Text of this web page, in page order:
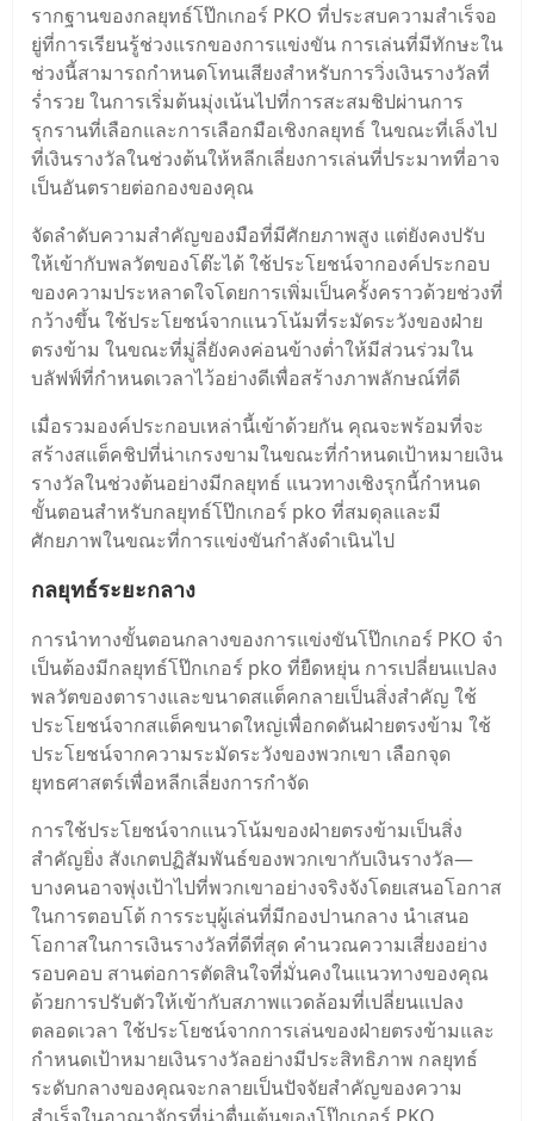
รากฐานของกลยุทธ์โป๊กเกอร์ PKO ที่ประสบความสําเร็จอ
ยู่ที่การเรียนรู้ช่วงแรกของการแข่งขัน การเล่นที่มีทักษะใน
ช่วงนี้สามารถกําหนดโทนเสียงสําหรับการวิ่งเงินรางวัลที่
ร่ำรวย ในการเริ่มต้นมุ่งเน้นไปที่การสะสมชิปผ่านการ
รุกรานที่เลือกและการเลือกมือเชิงกลยุทธ์ ในขณะที่เล็งไป
ที่เงินรางวัลในช่วงต้นให้หลีกเลี่ยงการเล่นที่ประมาทที่อาจ
เป็นอันตรายต่อกองของคุณ
จัดลําดับความสําคัญของมือที่มีศักยภาพสูง แต่ยังคงปรับ
ให้เข้ากับพลวัตของโต๊ะได้ ใช้ประโยชน์จากองค์ประกอบ
ของความประหลาดใจโดยการเพิ่มเป็นครั้งคราวด้วยช่วงที่
กว้างขึ้น ใช้ประโยชน์จากแนวโน้มที่ระมัดระวังของฝ่าย
ตรงข้าม ในขณะที่มู่ลี่ยังคงค่อนข้างต่ำให้มีส่วนร่วมใน
บลัฟฟ์ที่กําหนดเวลาไว้อย่างดีเพื่อสร้างภาพลักษณ์ที่ดี
เมื่อรวมองค์ประกอบเหล่านี้เข้าด้วยกัน คุณจะพร้อมที่จะ
สร้างสแต็คชิปที่น่าเกรงขามในขณะที่กําหนดเป้าหมายเงิน
รางวัลในช่วงต้นอย่างมีกลยุทธ์ แนวทางเชิงรุกนี้กําหนด
ขั้นตอนสําหรับกลยุทธ์โป๊กเกอร์ pko ที่สมดุลและมี
ศักยภาพในขณะที่การแข่งขันกำลังดําเนินไป
กลยุทธ์ระยะกลาง
การนําทางขั้นตอนกลางของการแข่งขันโป๊กเกอร์ PKO จํา
เป็นต้องมีกลยุทธ์โป๊กเกอร์ pko ที่ยืดหยุ่น การเปลี่ยนแปลง
พลวัตของตารางและขนาดสแต็คกลายเป็นสิ่งสําคัญ ใช้
ประโยชน์จากสแต็คขนาดใหญ่เพื่อกดดันฝ่ายตรงข้าม ใช้
ประโยชน์จากความระมัดระวังของพวกเขา เลือกจุด
ยุทธศาสตร์เพื่อหลีกเลี่ยงการกําจัด
การใช้ประโยชน์จากแนวโน้มของฝ่ายตรงข้ามเป็นสิ่ง
สําคัญยิ่ง สังเกตปฏิสัมพันธ์ของพวกเขากับเงินรางวัล—
บางคนอาจพุ่งเป้าไปที่พวกเขาอย่างจริงจังโดยเสนอโอกาส
ในการตอบโต้ การระบุผู้เล่นที่มีกองปานกลาง นําเสนอ
โอกาสในการเงินรางวัลที่ดีที่สุด คํานวณความเสี่ยงอย่าง
รอบคอบ สานต่อการตัดสินใจที่มั่นคงในแนวทางของคุณ
ด้วยการปรับตัวให้เข้ากับสภาพแวดล้อมที่เปลี่ยนแปลง
ตลอดเวลา ใช้ประโยชน์จากการเล่นของฝ่ายตรงข้ามและ
กําหนดเป้าหมายเงินรางวัลอย่างมีประสิทธิภาพ กลยุทธ์
ระดับกลางของคุณจะกลายเป็นปัจจัยสําคัญของความ
สําเร็จในอาณาจักรที่น่าตื่นเต้นของโป๊กเกอร์ PKO